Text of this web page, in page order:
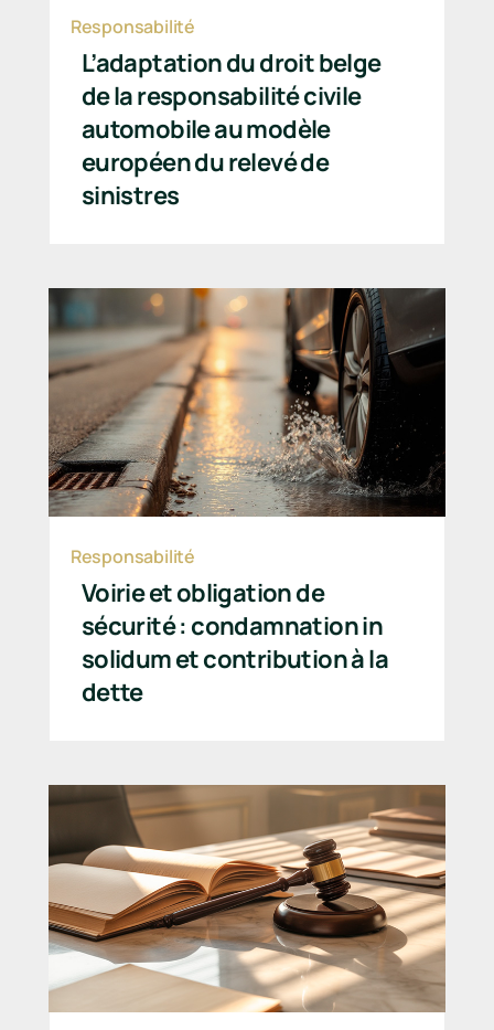
L’adaptation du droit belge
de la responsabilité civile
automobile au modèle
européen du relevé de
sinistres
Responsabilité
Voirie et obligation de
sécurité : condamnation in
solidum et contribution à la
dette
Responsabilité